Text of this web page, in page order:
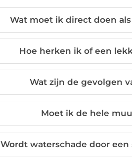
Wat moet ik direct doen
Hoe herken ik of een
Wat zijn de gevolgen
Moet ik de hele
Wordt waterschade door